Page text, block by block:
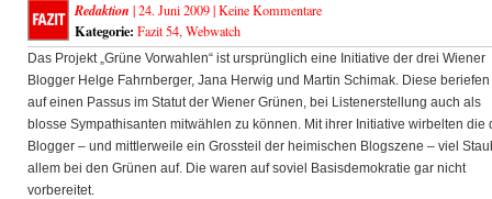
Redaktion | 24. Juni 2009 |Keine Kommentare
Kategorie: Fazit 54, Webwatch
Das Projekt „Grüne Vorwahlen“ ist ursprünglich eine Initiative der drei Wiener
Blogger Helge Fahrnberger, Jana Herwig und Martin Schimak. Diese
auf einen Passus im Statut der Wiener Grünen, bei Listenerstellung auch als
blosse Sympathisanten mitwählen zu können. Mit ihrer Initiative wirbelten die
Blogger – und mittlerweile ein Grossteil der heimischen Blogszene – viel
allem bei den Grünen auf. Die waren auf soviel Basisdemokratie gar nicht
vorbereitet.